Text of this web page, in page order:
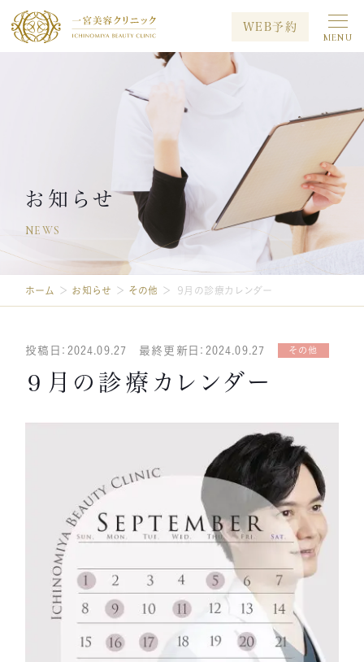
WEB予約
MENU
当院について
症例写真
メディア出演 院長ブログ
愛知県一宮市神山1丁目1-1
Google Map
JR尾張一宮、名鉄一宮駅西口より徒歩2分
カウンセリング無料
当院の公式LINE
LINEから簡単予約！
お電話でのお問い合わせ
0586-46-9777
[受付時間] 9:30~18:30
お知らせ
NEWS
ホーム ＞お知らせ ＞ その他 ＞ ９月の診療カレンダー
投稿日：2024.09.27 最終更新日：2024.09.27 その他
９月の診療カレンダー